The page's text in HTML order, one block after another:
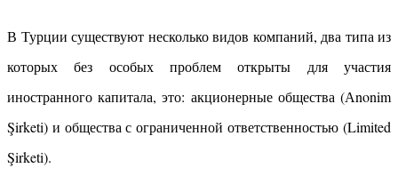
В Турции существуют несколько видов компаний, два типа из
которых без особых проблем открыты для участия
иностранного капитала, это: акционерные общества (Аnonim
Şirketi) и общества с ограниченной ответственностью (Limited
Şirketi).